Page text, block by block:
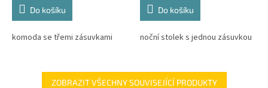
Do košíku
komoda se třemi zásuvkami
Do košíku
noční stolek s jednou zásuvkou
ZOBRAZIT VŠECHNY SOUVISEJÍCÍ PRODUKTY